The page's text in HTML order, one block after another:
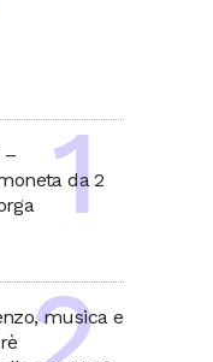
–
da 2
musica e